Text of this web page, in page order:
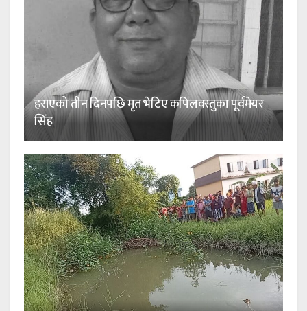
हराएको तीन दिनपछि मृत भेटिए कपिलवस्तुका पूर्वमेयर
सिंह